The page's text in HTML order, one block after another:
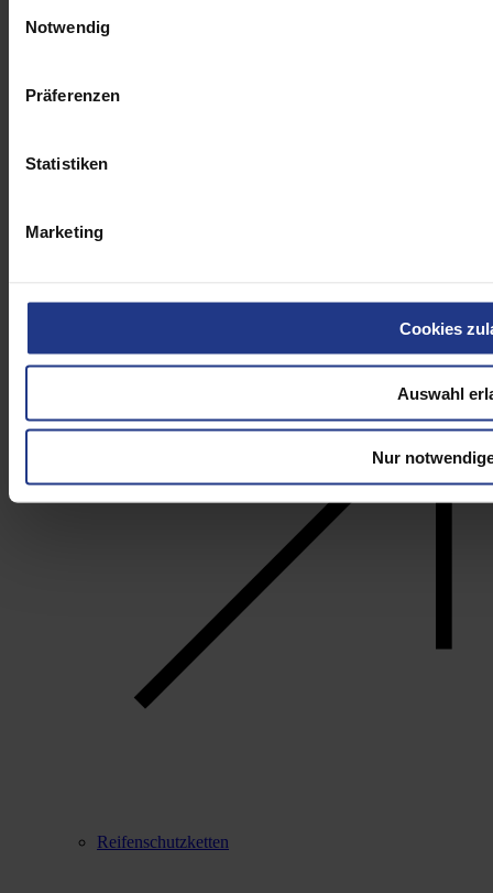
Notwendig
Präferenzen
Statistiken
Marketing
Cookies
Auswahl
Nur
Reifenschutzketten